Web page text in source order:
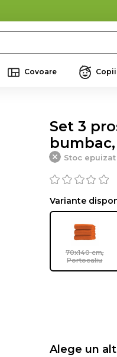
Covoare Copii
Set 3
Stoc epuizat
Variante
70x140 cm,
Portocaliu
Alege un